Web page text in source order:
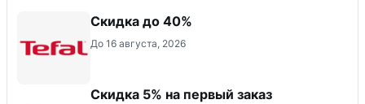
Скидка до 40%
До 16 августа, 2026
Скидка 5% на первый заказ